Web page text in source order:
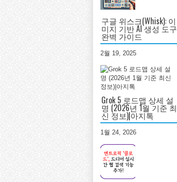
구글 위스크(Whisk): 이
미지 기반 AI 생성 도구
완벽 가이드
2월 19, 2025
Grok 5 로드맵 상세 설
명 (2026년 1월 기준 최
신 정보)|아지톡
1월 24, 2026